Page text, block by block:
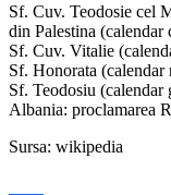
Sf. Cuv. Teodosie cel
din Palestina
Sf. Cuv. Vitalie
Sf. Honorata
Sf. Teodosiu (calendar
Albania: proclamarea
Sursa: wikipedia